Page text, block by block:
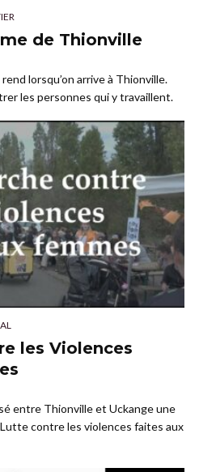
de Thionville
lorsqu’on arrive à Thionville.
les personnes qui y travaillent.
les Violences
entre Thionville et Uckange une
contre les violences faites aux